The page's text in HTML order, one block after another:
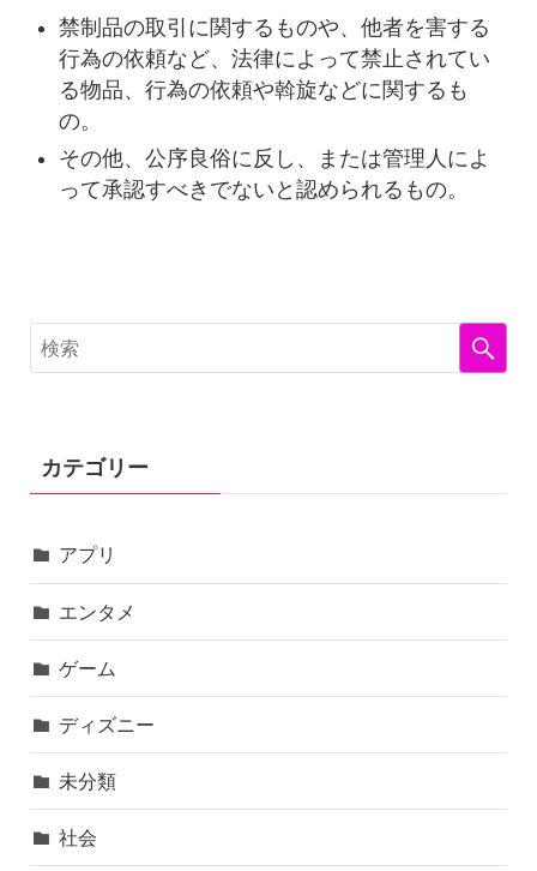
禁制品の取引に関するものや、他者を害する
行為の依頼など、法律によって禁止されてい
る物品、行為の依頼や斡旋などに関するも
の。
その他、公序良俗に反し、または管理人によ
って承認すべきでないと認められるもの。
カテゴリー
アプリ
エンタメ
ゲーム
ディズニー
未分類
社会